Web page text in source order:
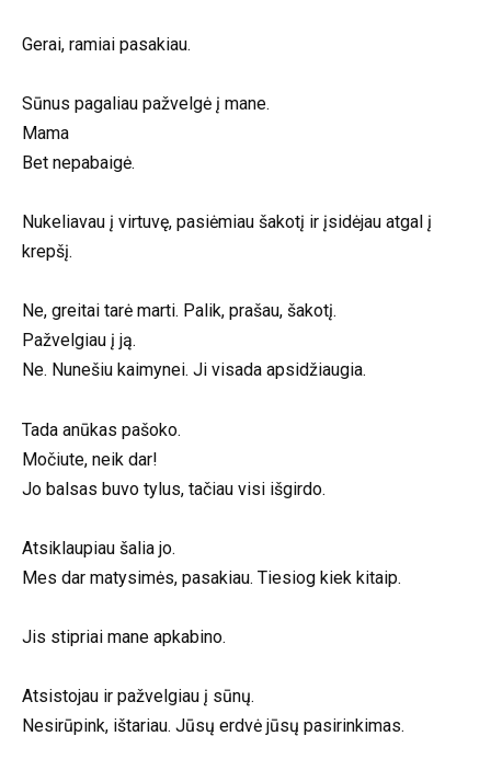
Gerai, ramiai pasakiau.
Sūnus pagaliau pažvelgė į mane.
Mama
Bet nepabaigė.
Nukeliavau į virtuvę, pasiėmiau šakotį ir įsidėjau atgal į
krepšį.
Ne, greitai tarė marti. Palik, prašau, šakotį.
Pažvelgiau į ją.
Ne. Nunešiu kaimynei. Ji visada apsidžiaugia.
Tada anūkas pašoko.
Močiute, neik dar!
Jo balsas buvo tylus, tačiau visi išgirdo.
Atsiklaupiau šalia jo.
Mes dar matysimės, pasakiau. Tiesiog kiek kitaip.
Jis stipriai mane apkabino.
Atsistojau ir pažvelgiau į sūnų.
Nesirūpink, ištariau. Jūsų erdvė jūsų pasirinkimas.